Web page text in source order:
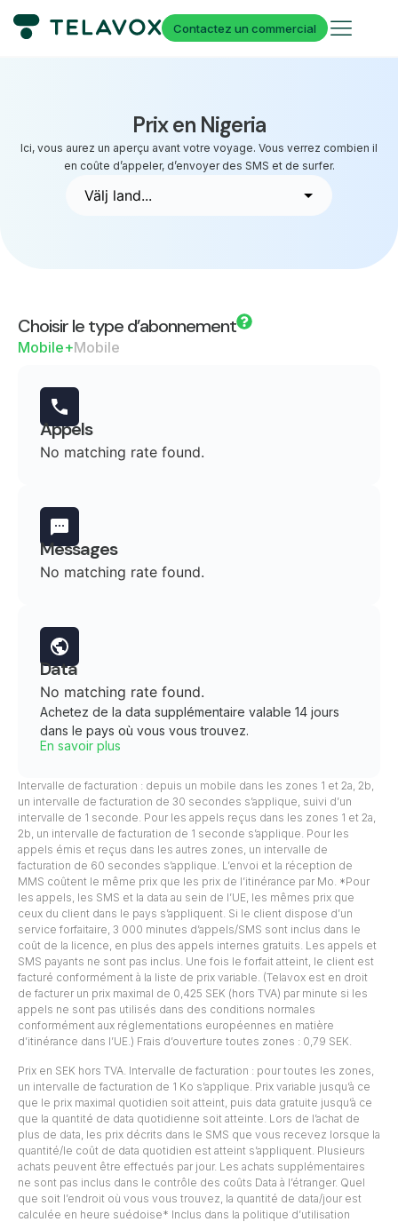
Contactez un commercial
Prix en Nigeria
Ici, vous aurez un aperçu avant votre voyage. Vous verrez combien il
en coûte d’appeler, d’envoyer des SMS et de surfer.
Choisir le type d’abonnement
Mobile+Mobile
Appels
No matching rate found.
Messages
No matching rate found.
Data
No matching rate found.
Achetez de la data supplémentaire valable 14 jours
dans le pays où vous vous trouvez.
En savoir plus
Intervalle de facturation : depuis un mobile dans les zones 1 et 2a, 2b,
un intervalle de facturation de 30 secondes s’applique, suivi d’un
intervalle de 1 seconde. Pour les appels reçus dans les zones 1 et 2a,
2b, un intervalle de facturation de 1 seconde s’applique. Pour les
appels émis et reçus dans les autres zones, un intervalle de
facturation de 60 secondes s’applique. L’envoi et la réception de
MMS coûtent le même prix que les prix de l’itinérance par Mo. *Pour
les appels, les SMS et la data au sein de l’UE, les mêmes prix que
ceux du client dans le pays s’appliquent. Si le client dispose d’un
service forfaitaire, 3 000 minutes d’appels/SMS sont inclus dans le
coût de la licence, en plus des appels internes gratuits. Les appels et
SMS payants ne sont pas inclus. Une fois le forfait atteint, le client est
facturé conformément à la liste de prix variable. (Telavox est en droit
de facturer un prix maximal de 0,425 SEK (hors TVA) par minute si les
appels ne sont pas utilisés dans des conditions normales
conformément aux réglementations européennes en matière
d’itinérance dans l’UE.) Frais d’ouverture toutes zones : 0,79 SEK.
Prix en SEK hors TVA. Intervalle de facturation : pour toutes les zones,
un intervalle de facturation de 1 Ko s’applique. Prix variable jusqu’à ce
que le prix maximal quotidien soit atteint, puis data gratuite jusqu’à ce
que la quantité de data quotidienne soit atteinte. Lors de l’achat de
plus de data, les prix décrits dans le SMS que vous recevez lorsque la
quantité/le coût de data quotidien est atteint s’appliquent. Plusieurs
achats peuvent être effectués par jour. Les achats supplémentaires
ne sont pas inclus dans le contrôle des coûts Data à l’étranger. Quel
que soit l’endroit où vous vous trouvez, la quantité de data/jour est
calculée en heure suédoise* Inclus dans la politique d’utilisation